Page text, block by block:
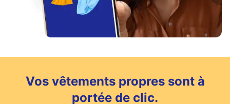
Vos vêtements propres sont à
portée de clic.